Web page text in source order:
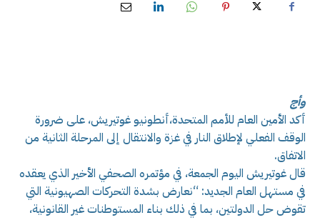
وأج
أكد الأمين العام للأمم المتحدة،أنطونيو غوتيريش، على ضرورة
الوقف الفعلي لإطلاق النار في غزة والانتقال إلى المرحلة الثانية من
الاتفاق.
قال غوتيريش اليوم الجمعة، في مؤتمره الصحفي الأخير الذي يعقده
في مستهل العام الجديد: “نعارض بشدة التحركات الصهيونية التي
تقوض حل الدولتين، بما في ذلك بناء المستوطنات غير القانونية،